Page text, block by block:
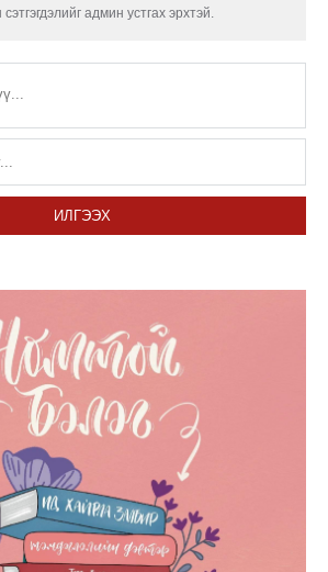
админ устгах эрхтэй.
ИЛГЭЭХ